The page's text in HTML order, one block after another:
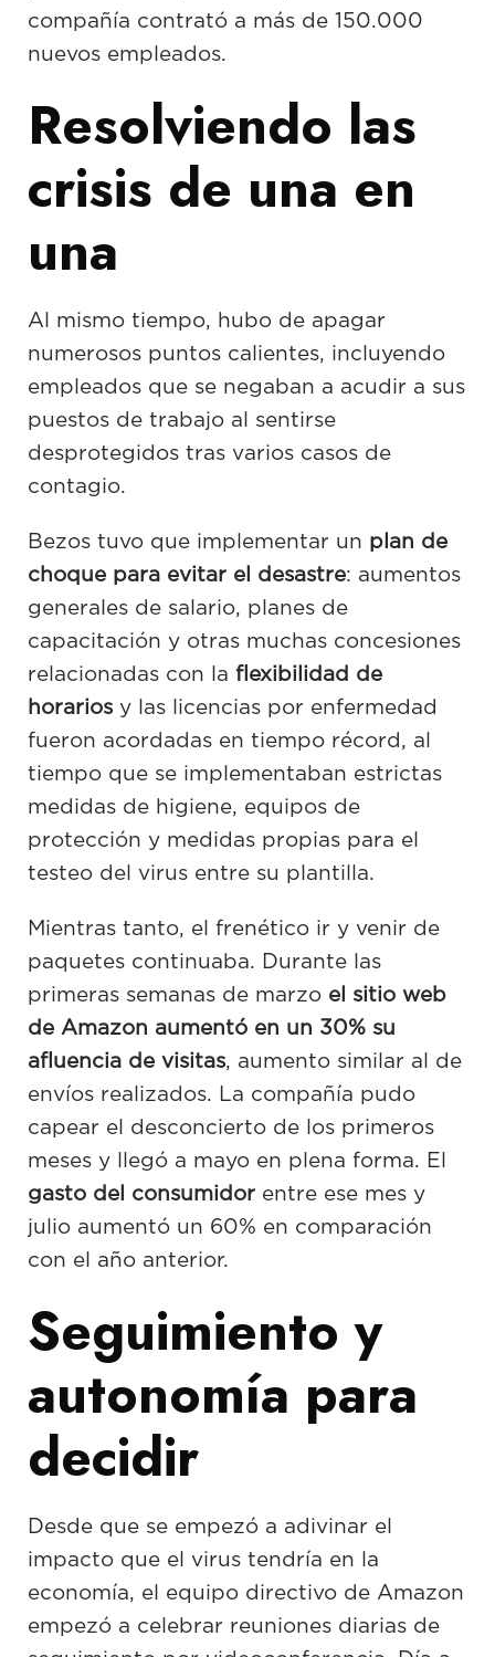
compañía contrató a más de 150.000
nuevos empleados.
Resolviendo las
crisis de una en
una
Al mismo tiempo, hubo de apagar
numerosos puntos calientes, incluyendo
empleados que se negaban a acudir a sus
puestos de trabajo al sentirse
desprotegidos tras varios casos de
contagio.
Bezos tuvo que implementar un plan de
choque para evitar el desastre: aumentos
generales de salario, planes de
capacitación y otras muchas concesiones
relacionadas con la flexibilidad de
horarios y las licencias por enfermedad
fueron acordadas en tiempo récord, al
tiempo que se implementaban estrictas
medidas de higiene, equipos de
protección y medidas propias para el
testeo del virus entre su plantilla.
Mientras tanto, el frenético ir y venir de
paquetes continuaba. Durante las
primeras semanas de marzo el sitio web
de Amazon aumentó en un 30% su
afluencia de visitas, aumento similar al de
envíos realizados. La compañía pudo
capear el desconcierto de los primeros
meses y llegó a mayo en plena forma. El
gasto del consumidor entre ese mes y
julio aumentó un 60% en comparación
con el año anterior.
Seguimiento y
autonomía para
decidir
Desde que se empezó a adivinar el
impacto que el virus tendría en la
economía, el equipo directivo de Amazon
empezó a celebrar reuniones diarias de